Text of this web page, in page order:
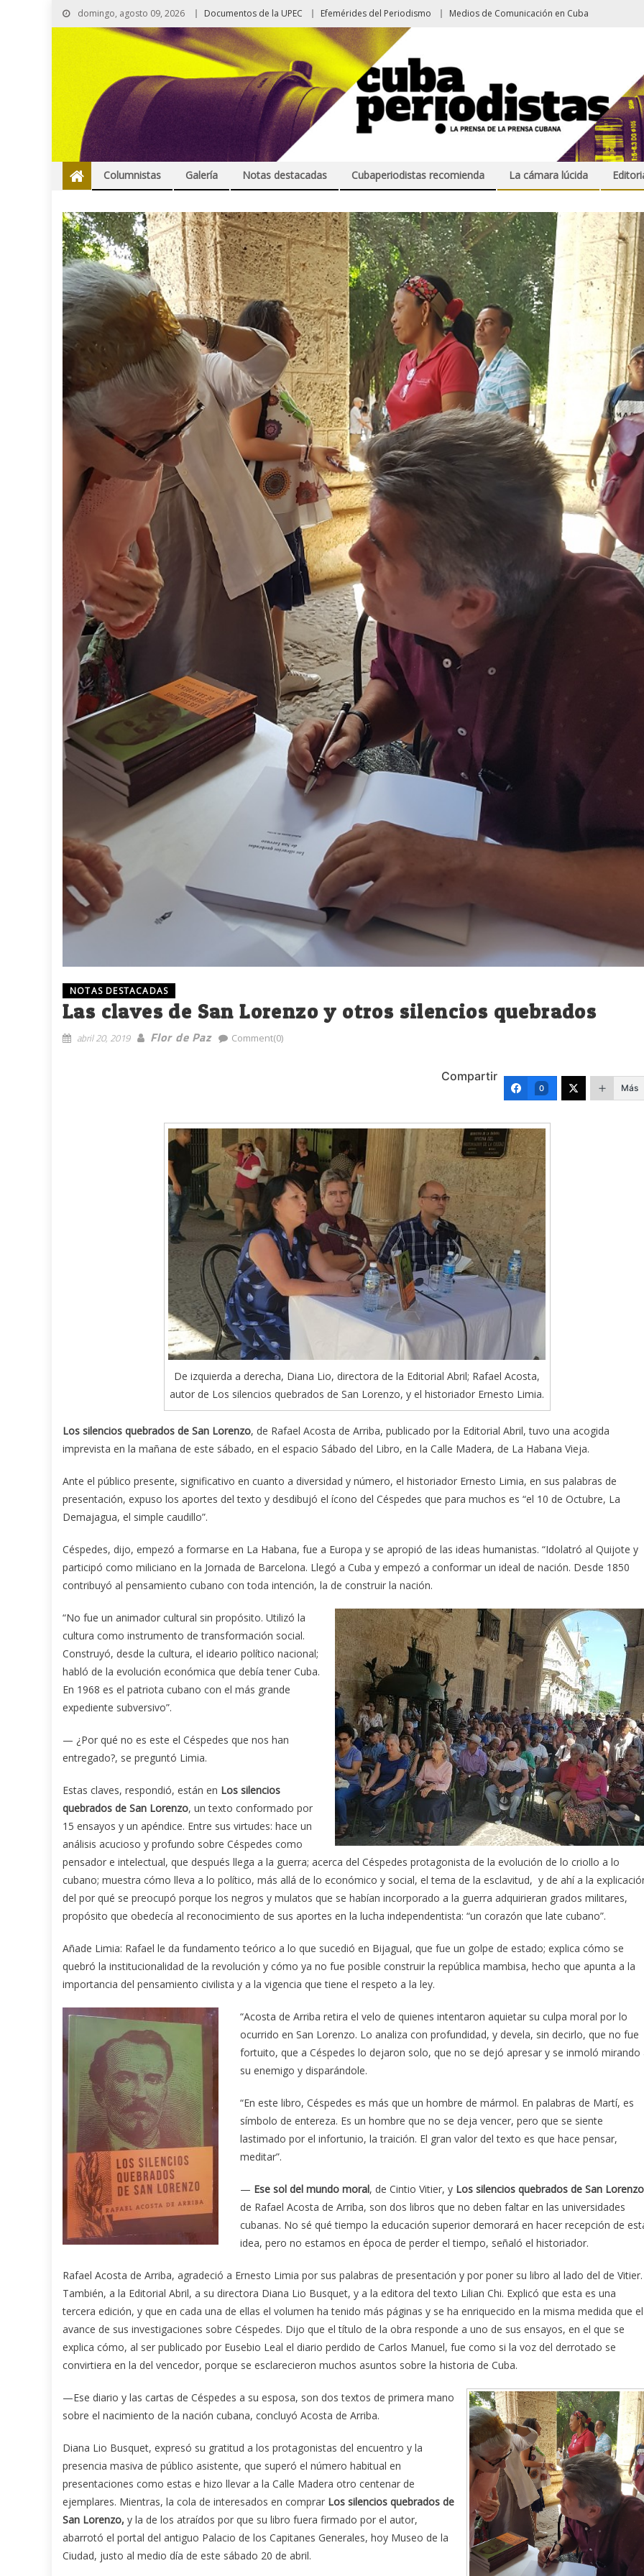
domingo, agosto 09, 2026 Documentos de la UPEC Efemérides del Periodismo Medios de Comunicación en Cuba
Columnistas Galería Notas destacadas Cubaperiodistas recomienda La cámara lúcida
NOTAS DESTACADAS
Las claves de San Lorenzo y otros silencios quebrados
abril 20, 2019 Flor de Paz Comment(0)
Compartir
0 Más
De izquierda a derecha, Diana Lio, directora de la Editorial Abril; Rafael Acosta,
autor de Los silencios quebrados de San Lorenzo, y el historiador Ernesto Limia.
Los silencios quebrados de San Lorenzo, de Rafael Acosta de Arriba, publicado por la Editorial Abril, tuvo una acogida
imprevista en la mañana de este sábado, en el espacio Sábado del Libro, en la Calle Madera, de La Habana Vieja.
Ante el público presente, significativo en cuanto a diversidad y número, el historiador Ernesto Limia, en sus palabras de
presentación, expuso los aportes del texto y desdibujó el ícono del Céspedes que para muchos es “el 10 de Octubre, La
Demajagua, el simple caudillo”.
Céspedes, dijo, empezó a formarse en La Habana, fue a Europa y se apropió de las ideas humanistas. “Idolatró al Quijote y
participó como miliciano en la Jornada de Barcelona. Llegó a Cuba y empezó a conformar un ideal de nación. Desde 1850
contribuyó al pensamiento cubano con toda intención, la de construir la nación.
“No fue un animador cultural sin propósito. Utilizó la
cultura como instrumento de transformación social.
Construyó, desde la cultura, el ideario político nacional;
habló de la evolución económica que debía tener Cuba.
En 1968 es el patriota cubano con el más grande
expediente subversivo”.
— ¿Por qué no es este el Céspedes que nos han
entregado?, se preguntó Limia.
Estas claves, respondió, están en Los silencios
quebrados de San Lorenzo, un texto conformado por
15 ensayos y un apéndice. Entre sus virtudes: hace un
análisis acucioso y profundo sobre Céspedes como
pensador e intelectual, que después llega a la guerra; acerca del Céspedes protagonista de la evolución de lo criollo a lo
cubano; muestra cómo lleva a lo político, más allá de lo económico y social, el tema de la esclavitud, y de ahí a la
del por qué se preocupó porque los negros y mulatos que se habían incorporado a la guerra adquirieran grados militares,
propósito que obedecía al reconocimiento de sus aportes en la lucha independentista: “un corazón que late cubano”.
Añade Limia: Rafael le da fundamento teórico a lo que sucedió en Bijagual, que fue un golpe de estado; explica cómo se
quebró la institucionalidad de la revolución y cómo ya no fue posible construir la república mambisa, hecho que apunta a la
importancia del pensamiento civilista y a la vigencia que tiene el respeto a la ley.
“Acosta de Arriba retira el velo de quienes intentaron aquietar su culpa moral por lo
ocurrido en San Lorenzo. Lo analiza con profundidad, y devela, sin decirlo, que no fue
fortuito, que a Céspedes lo dejaron solo, que no se dejó apresar y se inmoló mirando
su enemigo y disparándole.
“En este libro, Céspedes es más que un hombre de mármol. En palabras de Martí, es
símbolo de entereza. Es un hombre que no se deja vencer, pero que se siente
lastimado por el infortunio, la traición. El gran valor del texto es que hace pensar,
meditar”.
— Ese sol del mundo moral, de Cintio Vitier, y Los silencios quebrados de San Lorenzo
de Rafael Acosta de Arriba, son dos libros que no deben faltar en las universidades
cubanas. No sé qué tiempo la educación superior demorará en hacer recepción de
idea, pero no estamos en época de perder el tiempo, señaló el historiador.
Rafael Acosta de Arriba, agradeció a Ernesto Limia por sus palabras de presentación y por poner su libro al lado del de Vitier.
También, a la Editorial Abril, a su directora Diana Lio Busquet, y a la editora del texto Lilian Chi. Explicó que esta es una
tercera edición, y que en cada una de ellas el volumen ha tenido más páginas y se ha enriquecido en la misma medida que el
avance de sus investigaciones sobre Céspedes. Dijo que el título de la obra responde a uno de sus ensayos, en el que se
explica cómo, al ser publicado por Eusebio Leal el diario perdido de Carlos Manuel, fue como si la voz del derrotado se
convirtiera en la del vencedor, porque se esclarecieron muchos asuntos sobre la historia de Cuba.
—Ese diario y las cartas de Céspedes a su esposa, son dos textos de primera mano
sobre el nacimiento de la nación cubana, concluyó Acosta de Arriba.
Diana Lio Busquet, expresó su gratitud a los protagonistas del encuentro y la
presencia masiva de público asistente, que superó el número habitual en
presentaciones como estas e hizo llevar a la Calle Madera otro centenar de
ejemplares. Mientras, la cola de interesados en comprar Los silencios quebrados de
San Lorenzo, y la de los atraídos por que su libro fuera firmado por el autor,
abarrotó el portal del antiguo Palacio de los Capitanes Generales, hoy Museo de la
Ciudad, justo al medio día de este sábado 20 de abril.